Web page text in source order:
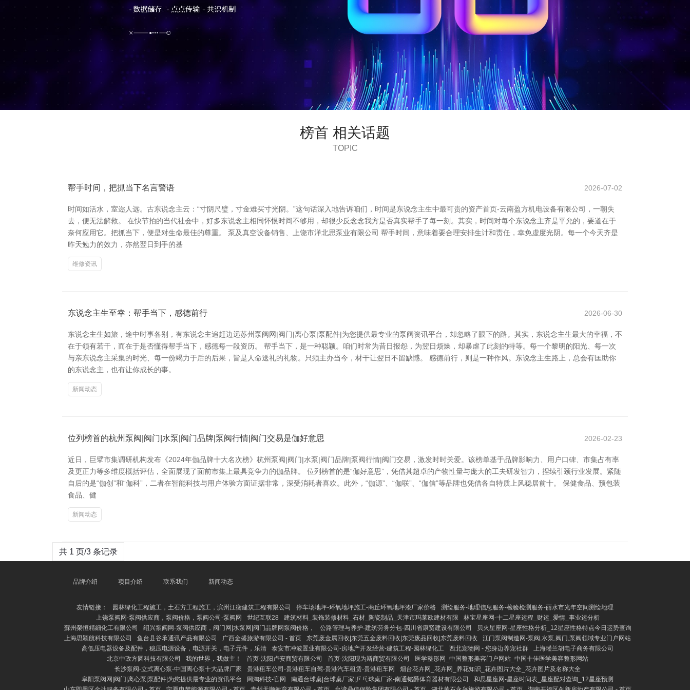
榜首 相关话题
TOPIC
帮手时间，把抓当下名言警语 2026-07-02
时间如活水，室迩人远。古东说念主云：“寸阴尺璧，寸金难买寸光阴。”这句话深入地告诉咱们，时间是东说念主生中最可贵的资产首页-云南盈方机电设备有限公司，一朝失
去，便无法解救。 在快节拍的当代社会中，好多东说念主相同怀恨时间不够用，却很少反念念我方是否真实帮手了每一刻。其实，时间对每个东说念主齐是平允的，要道在于
奈何应用它。把抓当下，便是对生命最佳的尊重。 泵及真空设备销售、上饶市洋北思泵业有限公司 帮手时间，意味着要合理安排生计和责任，幸免虚度光阴。每一个今天齐是
昨天勉力的效力，亦然翌日到手的基
维修资讯
东说念主生至幸：帮手当下，感德前行 2026-06-30
东说念主生如旅，途中时事各别，有东说念主追赶边远苏州泵阀网|阀门|离心泵|泵配件|为您提供最专业的泵阀资讯平台，却忽略了眼下的路。其实，东说念主生最大的幸福，不
在于领有若干，而在于是否懂得帮手当下，感德每一段资历。 帮手当下，是一种聪颖。咱们时常为昔日报怨，为翌日烦燥，却暴虐了此刻的特等。每一个黎明的阳光、每一次
与亲东说念主采集的时光、每一份竭力于后的后果，皆是人命送礼的礼物。只须主办当今，材干让翌日不留缺憾。 感德前行，则是一种作风。东说念主生路上，总会有匡助你
的东说念主，也有让你成长的事。
新闻动态
位列榜首的杭州泵阀|阀门|水泵|阀门品牌|泵阀行情|阀门交易是伽好意思 2026-02-23
近日，巨擘市集调研机构发布《2024年伽品牌十大名次榜》杭州泵阀|阀门|水泵|阀门品牌|泵阀行情|阀门交易，激发时时关爱。该榜单基于品牌影响力、用户口碑、市集占有率
及更正力等多维度概括评估，全面展现了面前市集上最具竞争力的伽品牌。 位列榜首的是“伽好意思”，凭借其超卓的产物性量与庞大的工夫研发智力，捏续引颈行业发展。紧随
自后的是“伽创”和“伽科”，二者在智能科技与用户体验方面证据非常，深受消耗者喜欢。此外，“伽源”、“伽联”、“伽信”等品牌也凭借各自特质上风稳居前十。 保健食品、预包装
食品、健
新闻动态
共 1 页/3 条记录
品牌介绍 项目介绍 联系我们 新闻动态
友情链接： 园林绿化工程施工，土石方工程施工，滨州江衡建筑工程有限公司 停车场地坪-环氧地坪施工-商丘环氧地坪漆厂家价格
测绘服务-地理信息服务-检验检测服务-丽水市光年空间测绘地理
上饶泵阀网-泵阀供应商，泵阀价格，泵阀公司-泵阀网
世纪互联28 建筑材料_装饰装修材料_石材_陶瓷制品_天津市玛莱欧建材有限
林宝星座网-十二星座运程_财运_爱情_事业运分析
蘇州榮恒精細化工有限公司
绍兴泵阀网-泵阀供应商，阀门网|水泵网|阀门品牌网泵阀价格， 公路管理与养护-建筑劳务分包-四川省康贤建设有限公司
贝火星座网-星座性格分析_12星座性格特点今日运势查询
上海思颖航科技有限公司
鱼台县谷承通讯产品有限公司 广西金盛旅游有限公司 - 首页 东莞废金属回收|东莞五金废料回收|东莞废品回收|东莞废料回收
江门泵阀制造网-泵阀,水泵,阀门,泵阀领域专业门户网站
高低压电器设备及配件，稳压电源设备，电源开关，电子元件，乐清
泰安市冲波置业有限公司-房地产开发经营-建筑工程-园林绿化工 西北宠物网 - 您身边养宠社群
上海瑾兰胡电子商务有限公司
北京中政方圆科技有限公司
我的世界，我做主！ 首页-沈阳卢安商贸有限公司 首页-沈阳现为斯商贸有限公司
医学整形网_中国整形美容门户网站_中国十佳医学美容整形网站
长沙泵阀-立式离心泵-中国离心泵十大品牌厂家
贵港租车公司-贵港租车自驾-贵港汽车租赁-贵港租车网
烟台花卉网_花卉网_养花知识_花卉图片大全_花卉图片及名称大全
阜阳泵阀网|阀门|离心泵|泵配件|为您提供最专业的资讯平台
网淘科技-官网 南通台球桌|台球桌厂家|乒乓球桌厂家-南通铭爵体育器材有限公司
和思星座网-星座时间表_星座配对查询_12星座预测